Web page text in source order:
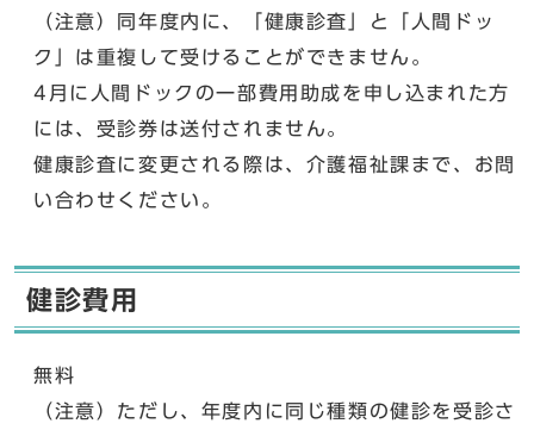
（注意）同年度内に、「健康診査」と「人間ドッ
ク」は重複して受けることができません。
4月に人間ドックの一部費用助成を申し込まれた方
には、受診券は送付されません。
健康診査に変更される際は、介護福祉課まで、お問
い合わせください。
健診費用
無料
（注意）ただし、年度内に同じ種類の健診を受診さ